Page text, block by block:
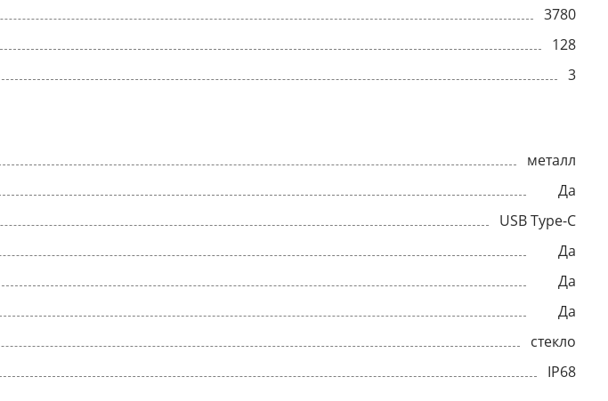
3780
128
3
металл
Да
USB Type-C
Да
Да
Да
стекло
IP68